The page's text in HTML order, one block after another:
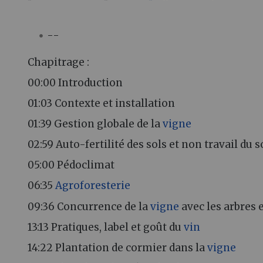
--
Chapitrage :
00:00 Introduction
01:03 Contexte et installation
01:39 Gestion globale de lavigne
02:59 Auto-fertilité des sols et non travail du
05:00 Pédoclimat
06:35 Agroforesterie
09:36 Concurrence de lavigne avec les arbres
13:13 Pratiques, label et goût du vin
14:22 Plantation de cormier dans lavigne